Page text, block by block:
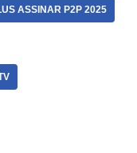
ASSINAR P2P 2025